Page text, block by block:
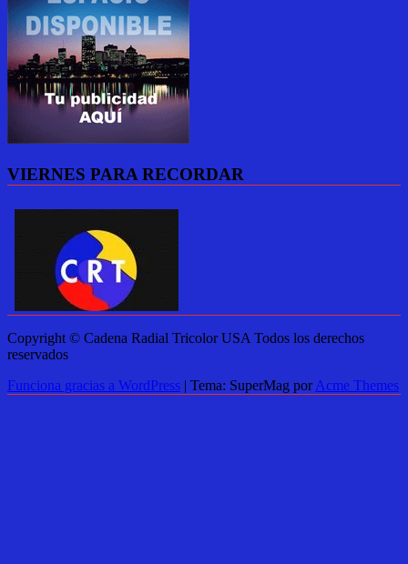
VIERNES PARA RECORDAR
Copyright © Cadena Radial Tricolor USA Todos los derechos
reservados
Funciona gracias a WordPress | Tema: SuperMag por Acme Themes